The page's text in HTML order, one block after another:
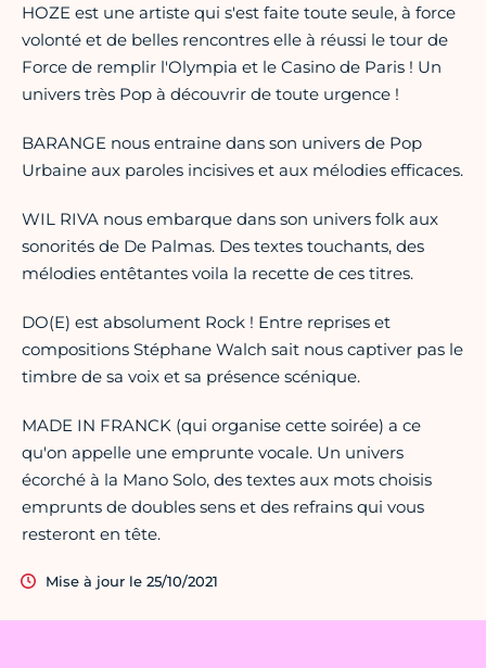
HOZE est une artiste qui s'est faite toute seule, à force
volonté et de belles rencontres elle à réussi le tour de
Force de remplir l'Olympia et le Casino de Paris ! Un
univers très Pop à découvrir de toute urgence !
BARANGE nous entraine dans son univers de Pop
Urbaine aux paroles incisives et aux mélodies efficaces.
WIL RIVA nous embarque dans son univers folk aux
sonorités de De Palmas. Des textes touchants, des
mélodies entêtantes voila la recette de ces titres.
DO(E) est absolument Rock ! Entre reprises et
compositions Stéphane Walch sait nous captiver pas le
timbre de sa voix et sa présence scénique.
MADE IN FRANCK (qui organise cette soirée) a ce
qu'on appelle une emprunte vocale. Un univers
écorché à la Mano Solo, des textes aux mots choisis
emprunts de doubles sens et des refrains qui vous
resteront en tête.
Mise à jour le 25/10/2021